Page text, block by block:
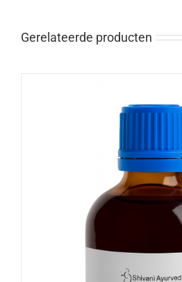
Gerelateerde producten